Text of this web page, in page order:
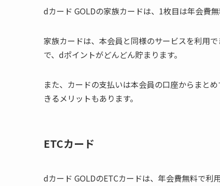
dカード GOLDの家族カードは、 1枚目は年会費
家族カードは、本会員と同様のサービスを利用
で、dポイントがどんどん貯まります。
また、カードの支払いは本会員の口座からまと
きるメリットもあります。
ETCカード
dカード GOLDのETCカードは、 年会費無料で利